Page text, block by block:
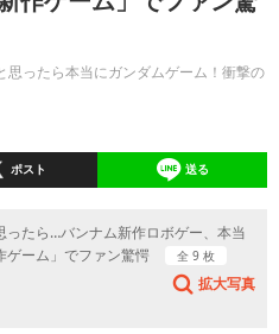
ったら本当にガンダムゲーム！衝撃の
ポスト 送る
ったら…バンナム新作ロボゲー、本当
ゲーム」でファン驚愕
全 9 枚
拡大写真